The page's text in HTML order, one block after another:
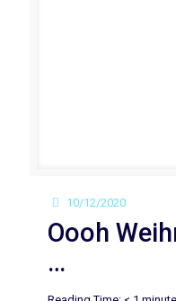
10/12/2020
Oooh
…